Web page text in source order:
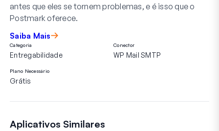
antes que eles se tornem problemas, e é isso que o
Postmark oferece.
Saiba Mais
Categoria
Entregabilidade
Conector
WP Mail SMTP
Plano Necessário
Grátis
Aplicativos Similares